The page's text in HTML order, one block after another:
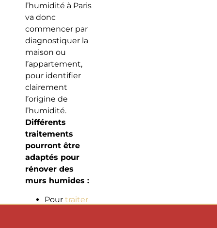
l’humidité à Paris
va donc
commencer par
diagnostiquer la
maison ou
l’appartement,
pour identifier
clairement
l’origine de
l’humidité.
Différents
traitements
pourront être
adaptés pour
rénover des
murs humides :
Pour traiter